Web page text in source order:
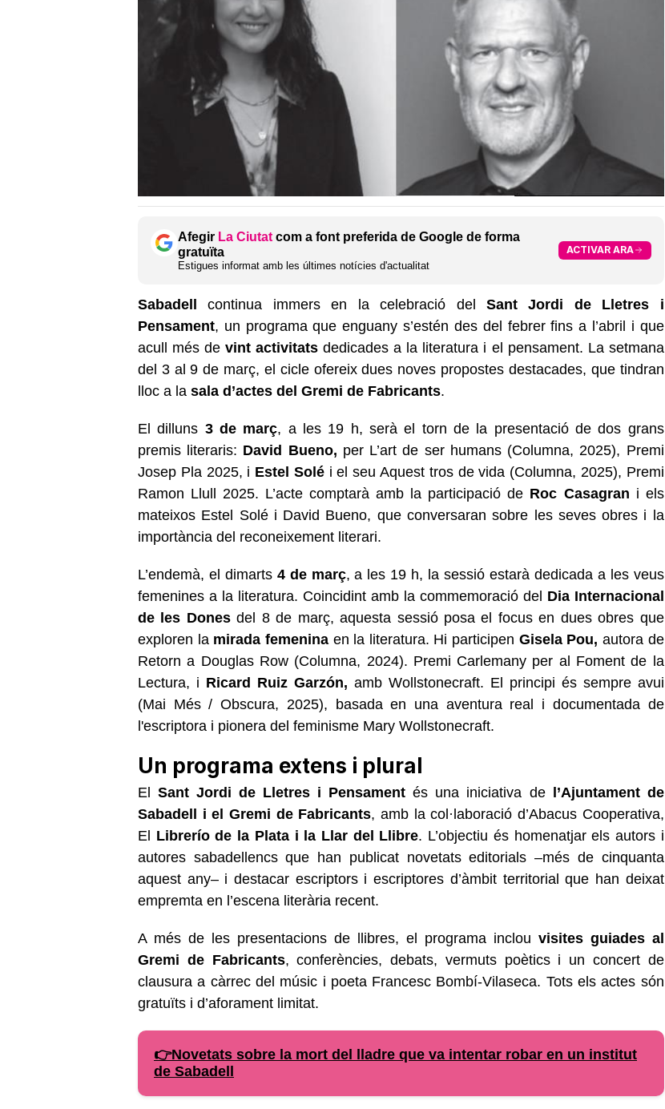
Afegir La Ciutat com a font preferida de Google de forma
gratuïta
Estigues informat amb les últimes notícies d'actualitat
ACTIVAR ARA
Sabadell continua immers en la celebració del Sant Jordi de Lletres i
Pensament, un programa que enguany s’estén des del febrer fins a l’abril i que
acull més devint activitats dedicades a la literatura i el pensament. La setmana
del 3 al 9 de març, el cicle ofereix dues noves propostes destacades, que tindran
lloc a la sala d’actes del Gremi de Fabricants.
El dilluns 3 de març, a les 19 h, serà el torn de la presentació de dos grans
premis literaris: David Bueno, per L’art de ser humans (Columna, 2025), Premi
Josep Pla 2025, i Estel Soléi el seu Aquest tros de vida (Columna, 2025), Premi
Ramon Llull 2025. L’acte comptarà amb la participació de Roc Casagran i els
mateixos Estel Solé i David Bueno, que conversaran sobre les seves obres i la
importància del reconeixement literari.
L’endemà, el dimarts 4 de març, a les 19 h, la sessió estarà dedicada a les veus
femenines a la literatura. Coincidint amb la commemoració del Dia Internacional
de les Donesdel 8 de març, aquesta sessió posa el focus en dues obres que
exploren la mirada femeninaen la literatura. Hi participen Gisela Pou, autora de
Retorn a Douglas Row (Columna, 2024). Premi Carlemany per al Foment de la
Lectura, i Ricard Ruiz Garzón, amb Wollstonecraft. El principi és sempre avui
(Mai Més / Obscura, 2025), basada en una aventura real i documentada de
l'escriptora i pionera del feminisme Mary Wollstonecraft.
Un programa extens i plural
ElSant Jordi de Lletres i Pensament és una iniciativa de l’Ajuntament de
Sabadell i el Gremi de Fabricants, amb la col·laboració d’Abacus Cooperativa,
El Librerío de la Plata i la Llar del Llibre. L’objectiu és homenatjar els autors i
autores sabadellencs que han publicat novetats editorials –més de cinquanta
aquest any– i destacar escriptors i escriptores d’àmbit territorial que han deixat
empremta en l’escena literària recent.
A més de les presentacions de llibres, el programa inclou visites guiades al
Gremi de Fabricants, conferències, debats, vermuts poètics i un concert de
clausura a càrrec del músic i poeta Francesc Bombí-Vilaseca. Tots els actes són
gratuïts i d’aforament limitat.
👉Novetats sobre la mort del lladre que va intentar robar en un institut
de Sabadell